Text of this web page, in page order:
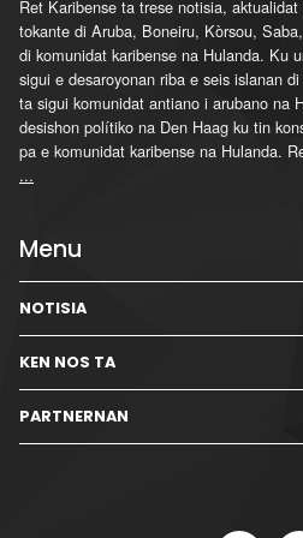
Ret Karibense ta trese notisia,
tokante di Aruba, Boneiru, Kòrsou,
di komunidat karibense na Hulanda. Ku
sigui e desaroyonan riba e seis islanan
ta sigui komunidat antiano i arubano na
desishon polítiko na Den Haag ku tin
pa e komunidat karibense na Hulanda.
...
Menu
NOTISIA
KEN NOS TA
PARTNERNAN